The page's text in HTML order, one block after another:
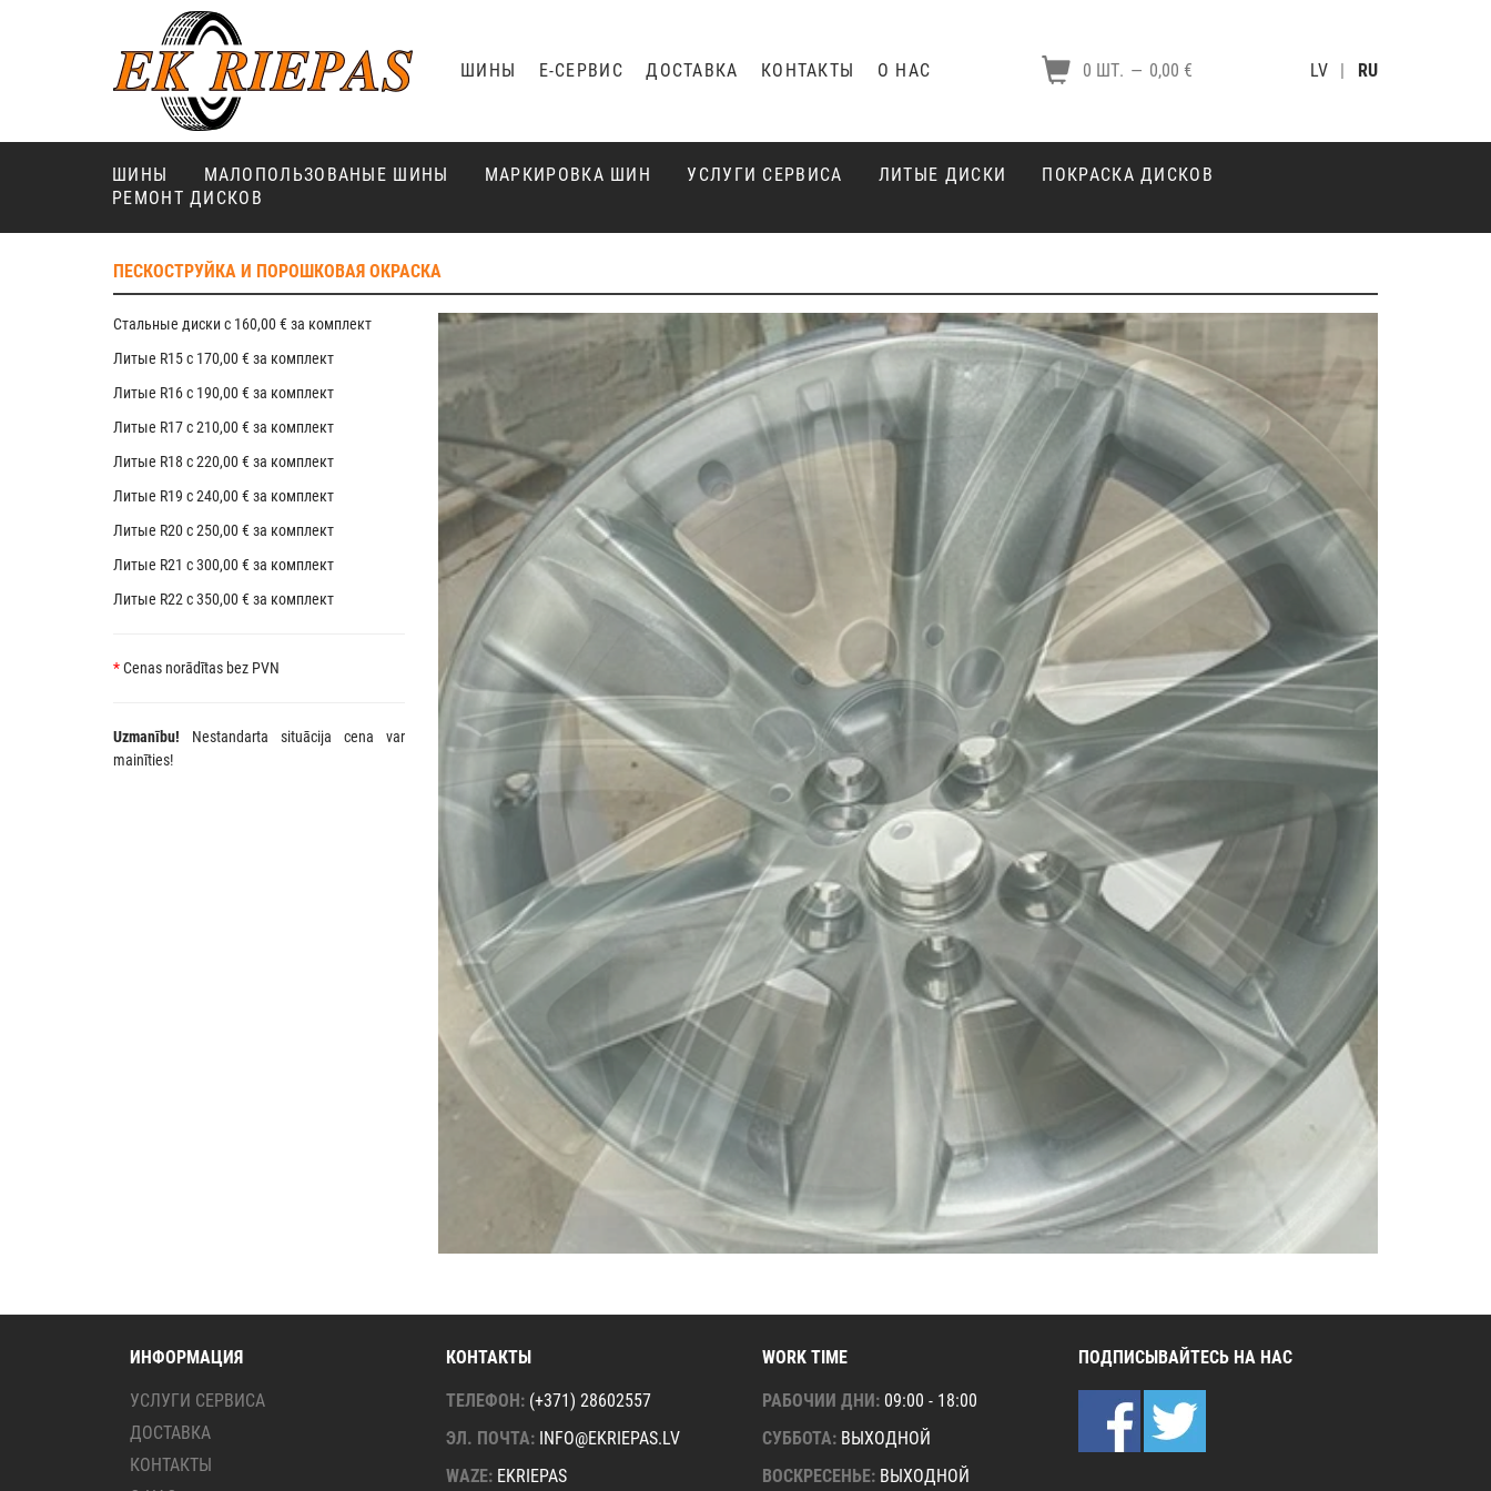
ШИНЫ Е-СЕРВИС ДОСТАВКА КОНТАКТЫ О НАС 0 ШТ. — 0,00 € LV RU
ШИНЫ МАЛОПОЛЬЗОВАНЫЕ ШИНЫ МАРКИРОВКА ШИН УСЛУГИ СЕРВИСА ЛИТЫЕ ДИСКИ
ПОКРАСКА ДИСКОВ
РЕМОНТ ДИСКОВ
ПЕСКОСТРУЙКА И ПОРОШКОВАЯ ОКРАСКА
Стальные диски с 160,00 € за комплект
Литые R15 с 170,00 € за комплект
Литые R16 с 190,00 € за комплект
Литые R17 с 210,00 € за комплект
Литые R18 с 220,00 € за комплект
Литые R19 с 240,00 € за комплект
Литые R20 с 250,00 € за комплект
Литые R21 с 300,00 € за комплект
Литые R22 с 350,00 € за комплект
*Cenas norādītas bez PVN
Uzmanību! Nestandarta situācija cena var
mainīties!
ИНФОРМАЦИЯ
УСЛУГИ СЕРВИСА
ДОСТАВКА
КОНТАКТЫ
КОНТАКТЫ
ТЕЛЕФОН
(+371) 28602557
ЭЛ. ПОЧТА
INFO@EKRIEPAS.LV
WAZE EKRIEPAS
WORK TIME
РАБОЧИИ ДНИ
09:00 - 18:00
СУББОТА
ВЫХОДНОЙ
ВОСКРЕСЕНЬЕ ВЫХОДНОЙ
ПОДПИСЫВАЙТЕСЬ НА НАС